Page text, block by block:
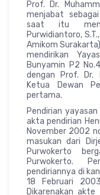
Prof. Dr.
menjabat sebagai
saat itu
Purwidiantoro,
Amikom Surakarta)
mendirikan
Bunyamin P2
dengan Prof. Dr.
Ketua Dewan
pertama.
Pendirian
akta pendirian
November 2002
masukan dari
Purwokerto
Purwokerto.
pendiriannya di
18 Februari
Dikarenakan